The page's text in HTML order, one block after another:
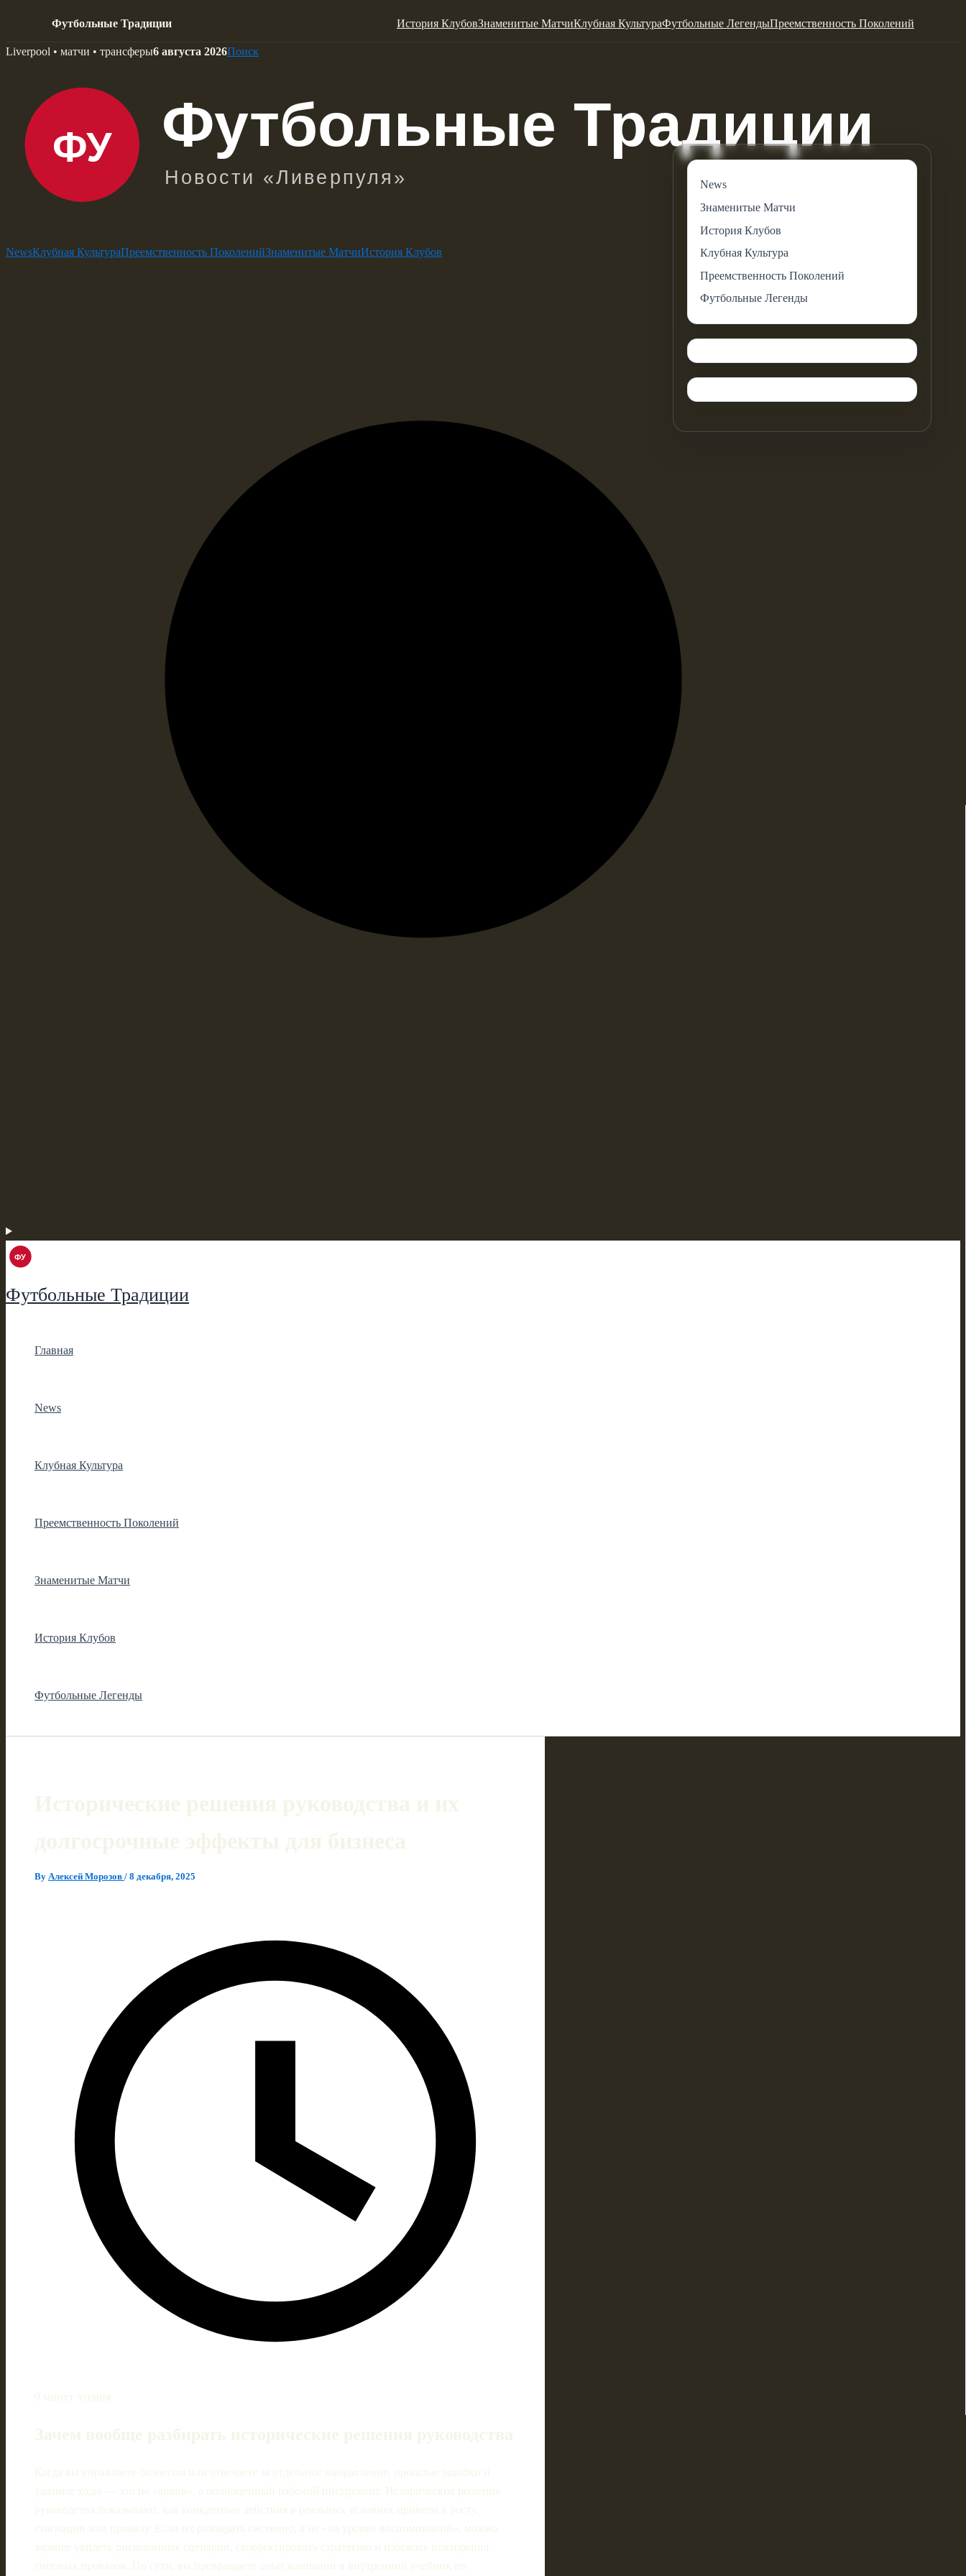
Футбольные Традиции История КлубовЗнаменитые МатчиКлубная КультураФутбольные ЛегендыПреемственность Поколений
Skip
Liverpool • матчи • трансферы6 августа 2026Поиск
NewsКлубная КультураПреемственность ПоколенийЗнаменитые МатчиИстория Клубов
Футбольные Традиции
Главная
News
Клубная Культура
Преемственность Поколений
Знаменитые Матчи
История Клубов
Футбольные Легенды
Исторические решения руководства и их
долгосрочные эффекты для бизнеса
By Алексей Морозов / 8 декабря, 2025
9 минут чтения
Зачем вообще разбирать исторические решения руководства
Когда вы управляете бизнесом или отвечаете за отдельное направление, прошлые ошибки и
удачные ходы — это не «архив», а полноценный рабочий инструмент. Исторические решения
руководства показывают, как конкретные действия в реальных условиях привели к росту,
стагнации или провалу. Если их разбирать системно, а не «на уровне воспоминаний», можно
заранее увидеть рискованные сценарии, скорректировать стратегию и избежать повторения
типовых провалов. По сути, вы превращаете опыт компании в внутренний учебник по
News
Знаменитые Матчи
История Клубов
Клубная Культура
Преемственность Поколений
Футбольные Легенды